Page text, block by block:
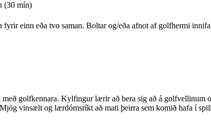
(30 mín)
fyrir einn eða tvo saman. Boltar og/eða afnot af golfhermi
golfkennara. Kylfingur lærir að bera sig að á golfvellinum
vinsælt og lærdómsríkt að mati þeirra sem komið hafa í